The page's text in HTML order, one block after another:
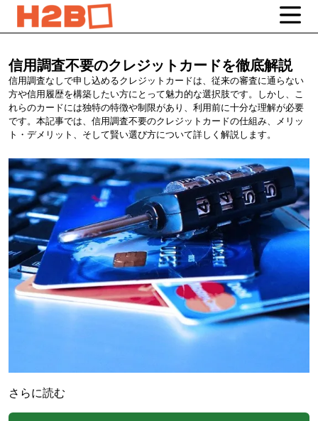
信用調査不要のクレジットカードを徹底解説
信用調査なしで申し込めるクレジットカードは、従来の審査に通らない
方や信用履歴を構築したい方にとって魅力的な選択肢です。しかし、こ
れらのカードには独特の特徴や制限があり、利用前に十分な理解が必要
です。本記事では、信用調査不要のクレジットカードの仕組み、メリッ
ト・デメリット、そして賢い選び方について詳しく解説します。
さらに読む